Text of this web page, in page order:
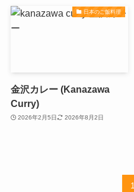
日本のご飯料理
金沢カレー (Kanazawa
Curry)
2026年2月5日 2026年8月2日
1